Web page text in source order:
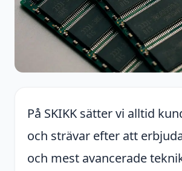
På SKIKK sätter vi alltid
och strävar efter att
och mest avancerade